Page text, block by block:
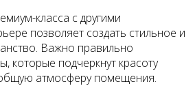
класса с другими
позволяет создать стильное и
Важно правильно
которые подчеркнут красоту
атмосферу помещения.